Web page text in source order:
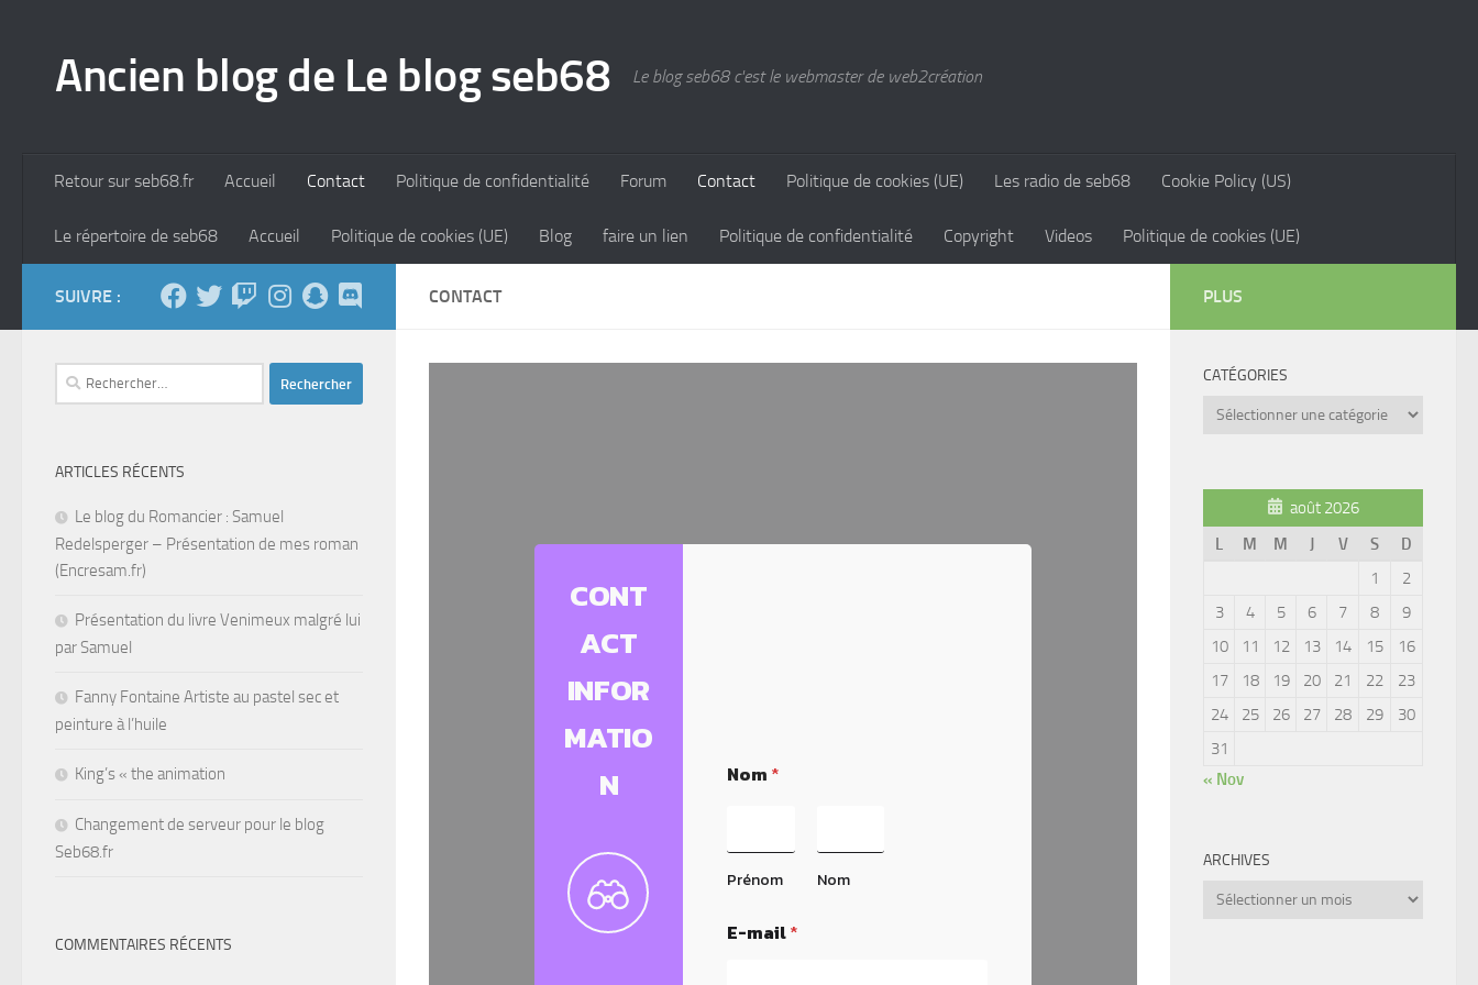
Ancien blog de Le blog seb68 Le blog seb68 c'est le webmaster de web2création
Retour sur seb68.fr Accueil Contact Politique de confidentialité Forum Contact Politique de cookies (UE) Les radio de seb68 Cookie Policy (US)
Le répertoire de seb68 Accueil Politique de cookies (UE) Blog faire un lien Politique de confidentialité Copyright Videos Politique de cookies (UE)
CONTACT
CONT
ACT
INFOR
MATIO
N
Nom *
Prénom Nom
u
E-mail*
SUIVRE :
Rechercher :
ARTICLES RÉCENTS
Le blog du Romancier : Samuel
Redelsperger – Présentation de mes roman
(Encresam.fr)
Présentation du livre Venimeux malgré lui
par Samuel
Fanny Fontaine Artiste au pastel sec et
peinture à l’huile
King’s « the animation
Changement de serveur pour le blog
Seb68.fr
COMMENTAIRES RÉCENTS
PLUS
CATÉGORIES
Catégories
août 2026
L
M M J V S
D
1
2
3
4 5 6 7 8
9
10
11 12 13 14 15
16
17
18 19 20 21 22
23
24
25 26 27 28 29
30
31
« Nov
ARCHIVES
Archives